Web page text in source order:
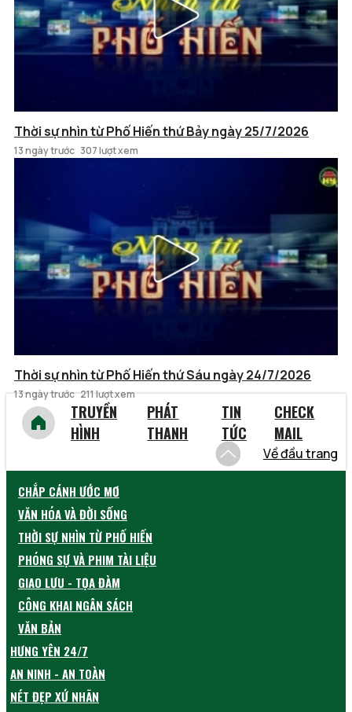
Thời sự nhìn từ Phố Hiến thứ Bảy ngày 25/7/2026
13 ngày trước 307 lượt xem
Thời sự nhìn từ Phố Hiến thứ Sáu ngày 24/7/2026
13 ngày trước 211 lượt xem
TRUYỀN
HÌNH
PHÁT
THANH
TIN
TỨC
CHECK
MAIL
Về đầu trang
CHẮP CÁNH ƯỚC MƠ
VĂN HÓA VÀ ĐỜI SỐNG
THỜI SỰ NHÌN TỪ PHỐ HIẾN
PHÓNG SỰ VÀ PHIM TÀI LIỆU
GIAO LƯU - TỌA ĐÀM
CÔNG KHAI NGÂN SÁCH
VĂN BẢN
HƯNG YÊN 24/7
AN NINH - AN TOÀN
NÉT ĐẸP XỨ NHÃN